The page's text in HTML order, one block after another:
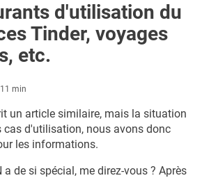
d'utilisation du
Tinder, voyages
etc.
min
un article similaire, mais la situation
cas d'utilisation, nous avons donc
les informations.
a de si spécial, me direz-vous ? Après